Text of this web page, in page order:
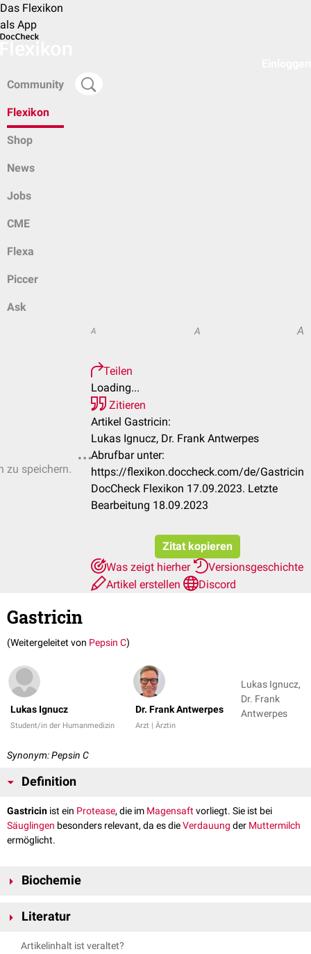
Das Flexikon
als App
Community
Flexikon
Shop
News
Jobs
CME
Flexa
Piccer
Ask
zu speichern.
A A A
Teilen
Loading...
Zitieren
Artikel Gastricin:
Lukas Ignucz, Dr. Frank Antwerpes
Abrufbar unter:
https://flexikon.doccheck.com/de/Gastricin
DocCheck Flexikon 17.09.2023. Letzte
Bearbeitung 18.09.2023
Zitat kopieren
Was zeigt hierher
Versionsgeschichte
Artikel erstellen
Discord
Gastricin
(Weitergeleitet von Pepsin C)
Lukas Ignucz
Student/in der Humanmedizin
Dr. Frank Antwerpes
Arzt | Ärztin
Lukas Ignucz,
Dr. Frank
Antwerpes
Synonym: Pepsin C
Definition
Gastricin ist ein Protease, die im Magensaftvorliegt. Sie ist bei
Säuglingen besonders relevant, da es dieVerdauung der Muttermilch
ermöglicht.
Biochemie
Magenlumensezerniert
Enzymklasse derHydrolasen
Literatur
Löffler/Petrides: Biochemie und Pathobiochemie, 9. Auflage, Springer
Artikelinhalt ist veraltet?